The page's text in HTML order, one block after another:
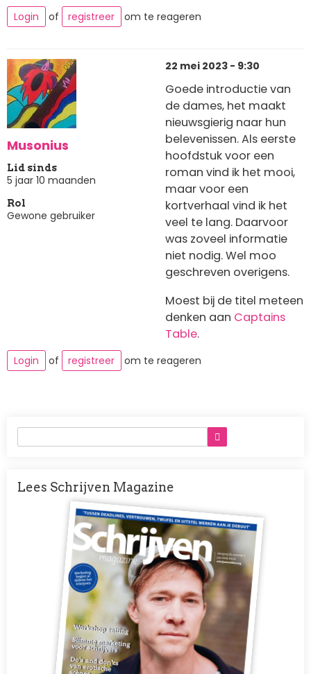
Login of registreer om te reageren
Musonius
Lid sinds
5 jaar 10 maanden
Rol
Gewone gebruiker
22 mei 2023 - 9:30
Goede introductie van
de dames, het maakt
nieuwsgierig naar hun
belevenissen. Als eerste
hoofdstuk voor een
roman vind ik het mooi,
maar voor een
kortverhaal vind ik het
veel te lang. Daarvoor
was zoveel informatie
niet nodig. Wel moo
geschreven overigens.
Moest bij de titel meteen
denken aan Captains
Table.
Login of registreer om te reageren
Lees Schrijven Magazine
Afbeelding